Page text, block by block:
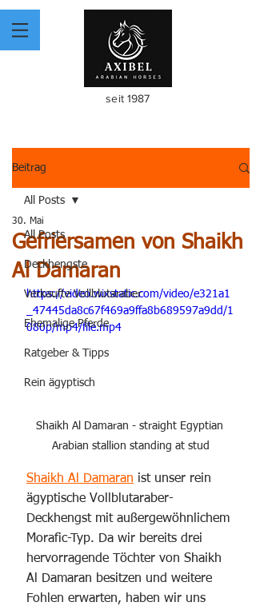
seit 1987
Beitrag
All Posts
Deckhengste
Verkaufte Vollblutaraber
Ehemalige Pferde
Ratgeber & Tipps
Rein ägyptisch
All Posts
Gefriersamen von Shaikh
Al Damaran
30. Mai
https://video.wixstatic.com/video/e321a1
_47445da8c67f469a9ffa8b689597a9dd/1
080p/mp4/file.mp4
Shaikh Al Damaran - straight Egyptian
Arabian stallion standing at stud
Shaikh Al Damaran ist unser rein
ägyptische Vollblutaraber-
Deckhengst mit außergewöhnlichem
Morafic-Typ. Da wir bereits drei
hervorragende Töchter von Shaikh
Al Damaran besitzen und weitere
Fohlen erwarten, haben wir uns